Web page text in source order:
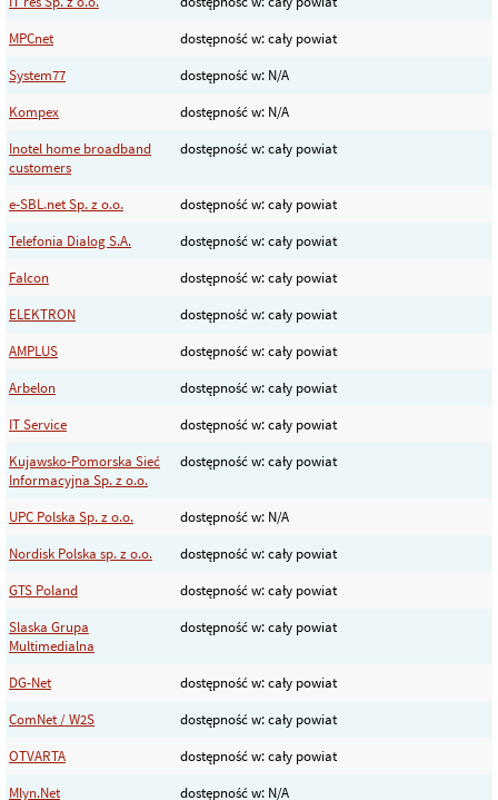
MPCnet
dostępność w: cały powiat
System77
dostępność w: N/A
Kompex
dostępność w: N/A
Inotel home broadband
customers
dostępność w: cały powiat
e-SBL.net Sp. z o.o.
dostępność w: cały powiat
Telefonia Dialog S.A.
dostępność w: cały powiat
Falcon
dostępność w: cały powiat
ELEKTRON
dostępność w: cały powiat
AMPLUS
dostępność w: cały powiat
Arbelon
dostępność w: cały powiat
IT Service
dostępność w: cały powiat
Kujawsko-Pomorska Sieć
Informacyjna Sp. z o.o.
dostępność w: cały powiat
UPC Polska Sp. z o.o.
dostępność w: N/A
Nordisk Polska sp. z o.o.
dostępność w: cały powiat
GTS Poland
dostępność w: cały powiat
Slaska Grupa
Multimedialna
dostępność w: cały powiat
DG-Net
dostępność w: cały powiat
ComNet / W2S
dostępność w: cały powiat
OTVARTA
dostępność w: cały powiat
Mlyn.Net
dostępność w: N/A